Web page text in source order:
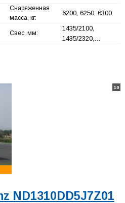
Снаряженная
масса, кг:
6200, 6250, 6300
Свес, мм:
1435/2100,
1435/2320,…
10
ND1310DD5J7Z01